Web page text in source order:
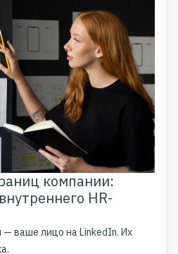
компании:
HR-
ваше лицо на LinkedIn. Их